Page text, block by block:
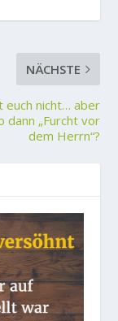
NÄCHSTE
euch nicht… aber
dann „Furcht vor
dem Herrn“?